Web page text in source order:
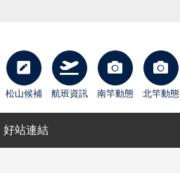
松山候補 航班資訊 南竿動態 北竿動態
好站連結